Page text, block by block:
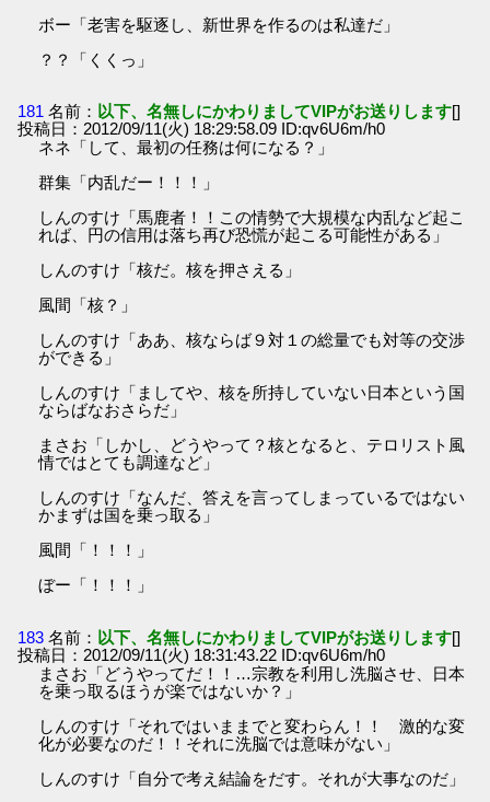
ボー「老害を駆逐し、新世界を作るのは私達だ」
？？「くくっ」
181 名前： 以下、名無しにかわりましてVIPがお送りします[]
投稿日：2012/09/11(火) 18:29:58.09 ID:qv6U6m/h0
ネネ「して、最初の任務は何になる？」
群集「内乱だー！！！」
しんのすけ「馬鹿者！！この情勢で大規模な内乱など起こ
れば、円の信用は落ち再び恐慌が起こる可能性がある」
しんのすけ「核だ。核を押さえる」
風間「核？」
しんのすけ「ああ、核ならば９対１の総量でも対等の交渉
ができる」
しんのすけ「ましてや、核を所持していない日本という国
ならばなおさらだ」
まさお「しかし、どうやって？核となると、テロリスト風
情ではとても調達など」
しんのすけ「なんだ、答えを言ってしまっているではない
かまずは国を乗っ取る」
風間「！！！」
ぼー「！！！」
183 名前： 以下、名無しにかわりましてVIPがお送りします[]
投稿日：2012/09/11(火) 18:31:43.22 ID:qv6U6m/h0
まさお「どうやってだ！！…宗教を利用し洗脳させ、日本
を乗っ取るほうが楽ではないか？」
しんのすけ「それではいままでと変わらん！！ 激的な変
化が必要なのだ！！それに洗脳では意味がない」
しんのすけ「自分で考え結論をだす。それが大事なのだ」